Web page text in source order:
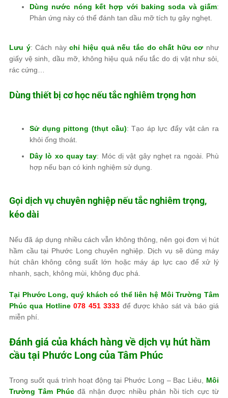
Dùng nước nóng kết hợp với baking soda và giấm:
Phản ứng này có thể đánh tan dầu mỡ tích tụ gây nghẹt.
Lưu ý: Cách nàychỉ hiệu quả nếu tắc do chất hữu cơ như
giấy vệ sinh, dầu mỡ, không hiệu quả nếu tắc do dị vật như sỏi,
rác cứng…
Dùng thiết bị cơ học nếu tắc nghiêm trọng hơn
Sử dụng pittong (thụt cầu): Tạo áp lực đẩy vật cản ra
khỏi ống thoát.
Dây lò xo quay tay: Móc dị vật gây nghẹt ra ngoài. Phù
hợp nếu bạn có kinh nghiệm sử dụng.
Gọi dịch vụ chuyên nghiệp nếu tắc nghiêm trọng,
kéo dài
Nếu đã áp dụng nhiều cách vẫn không thông, nên gọi đơn vị hút
hầm cầu tại Phước Long chuyên nghiệp. Dịch vụ sẽ dùng máy
hút chân không công suất lớn hoặc máy áp lực cao để xử lý
nhanh, sạch, không mùi, không đục phá.
Tại Phước Long, quý khách có thể liên hệ Môi Trường Tâm
Phúc qua Hotline078 451 3333 để được khảo sát và báo giá
miễn phí.
Đánh giá của khách hàng về dịch vụ hút hầm
cầu tại Phước Long của Tâm Phúc
Trong suốt quá trình hoạt động tại Phước Long – Bạc Liêu, Môi
Trường Tâm Phúcđã nhận được nhiều phản hồi tích cực từ